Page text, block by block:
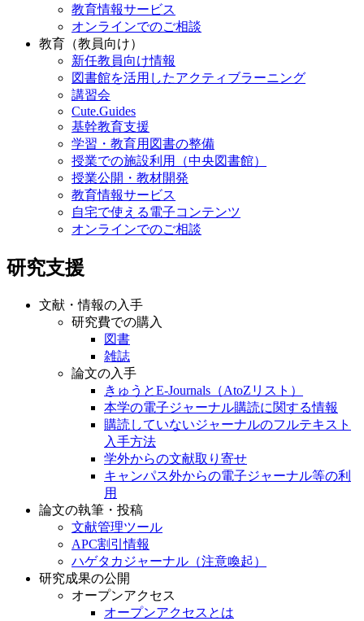
教育情報サービス
オンラインでのご相談
教育（教員向け）
新任教員向け情報
図書館を活用したアクティブラーニング
講習会
Cute.Guides
基幹教育支援
学習・教育用図書の整備
授業での施設利用（中央図書館）
授業公開・教材開発
教育情報サービス
自宅で使える電子コンテンツ
オンラインでのご相談
研究支援
文献・情報の入手
研究費での購入
図書
雑誌
論文の入手
きゅうとE-Journals（AtoZリスト）
本学の電子ジャーナル購読に関する情報
購読していないジャーナルのフルテキスト
入手方法
学外からの文献取り寄せ
キャンパス外からの電子ジャーナル等の利
用
論文の執筆・投稿
文献管理ツール
APC割引情報
ハゲタカジャーナル（注意喚起）
研究成果の公開
オープンアクセス
オープンアクセスとは